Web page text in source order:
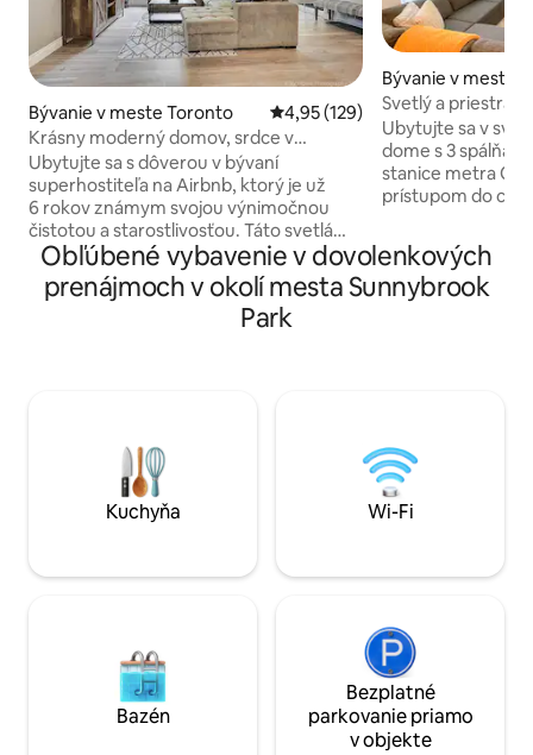
Bývanie v meste Toronto Priemerné ohodnotenie 4,95 z
4,95 (129)
Krásny moderný domov, srdce v
Bayview Village
Ubytujte sa s dôverou v bývaní
superhostiteľa na Airbnb, ktorý je už
6 rokov známym svojou výnimočnou
čistotou a starostlivosťou. Táto svetlá
jednotka s 3 spálňami a 2 kúpeľňami
ponúka oveľa viac priestoru ako typický
hotel alebo byt, plus súkromný dvor,
vzácny oddychový priestor v meste, kde
usporiadanie, vlastné spálne a príjemné
obytné priestory, ktoré sú ideálne pre
rodiny, profesionálov a dlhšie pobyty.
Bývanie v meste
Svetlý a
3 spálňami |
Ubytujte sa v
dome s 3
stanice metra
prístupom do
malé skupiny
kombinuje
bezkonkurenčné
jednej z
terasu.
špeciálnym
vaňou.
Obľúbené vybavenie v dovolenkových
prenájmoch v okolí mesta Sunnybrook
Park
Kuchyňa Wi-Fi
Bazén
Bezplatné
parkovanie priamo
v objekte